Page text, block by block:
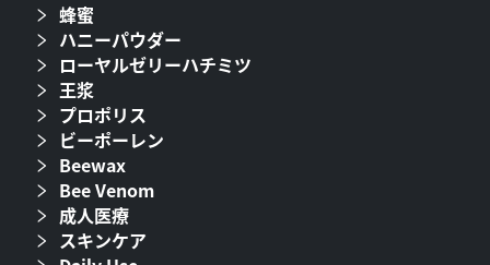
蜂蜜
ハニーパウダー
ローヤルゼリーハチミツ
王浆
プロポリス
ビーポーレン
Beewax
Bee Venom
成人医療
スキンケア